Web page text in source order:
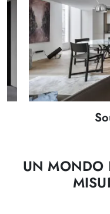
UN MONDO